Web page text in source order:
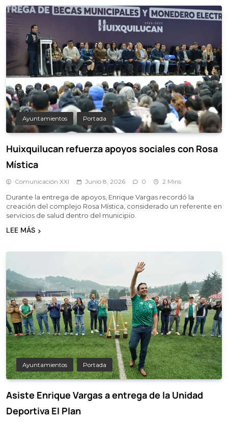
Ayuntamientos Portada
Huixquilucan refuerza apoyos sociales con Rosa
Mística
Comunicación XXI Junio 8, 2026 0 2 Mins
Durante la entrega de apoyos, Enrique Vargas recordó la
creación del complejo Rosa Mística, considerado un referente en
servicios de salud dentro del municipio.
LEE MÁS
Ayuntamientos Portada
Asiste Enrique Vargas a entrega de la Unidad
Deportiva El Plan